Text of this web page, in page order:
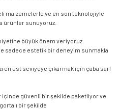
malzemelerle ve en son teknolojiyle
ürünler sunuyoruz.
büyük önem veriyoruz.
sadece estetik bir deneyim sunmakla
en üst seviyeye çıkarmak için çaba sarf
güvenli bir şekilde paketliyor ve
bir şekilde